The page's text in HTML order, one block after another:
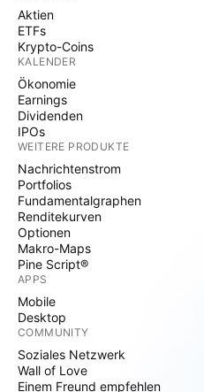
Aktien
ETFs
Krypto-Coins
KALENDER
Ökonomie
Earnings
Dividenden
IPOs
WEITERE PRODUKTE
Nachrichtenstrom
Portfolios
Fundamentalgraphen
Renditekurven
Optionen
Makro-Maps
Pine Script®
APPS
Mobile
Desktop
COMMUNITY
Soziales Netzwerk
Wall of Love
Einem Freund empfehlen